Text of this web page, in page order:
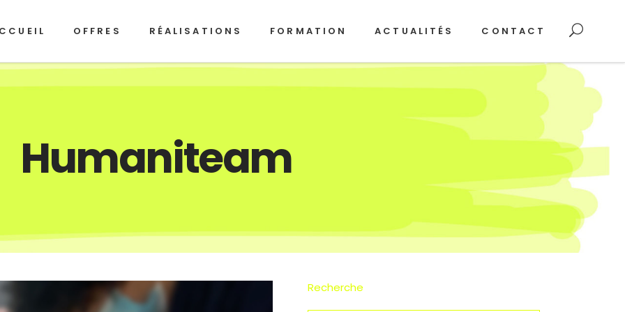
OFFRES RÉALISATIONS FORMATION ACTUALITÉS CONTACT
Humaniteam
Recherche